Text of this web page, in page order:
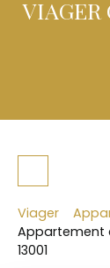
VIAGER
Viager
Appartement
13001